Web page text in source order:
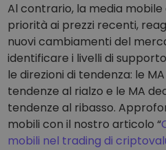
Al contrario, la media mobile
priorità ai prezzi recenti,
nuovi cambiamenti del
identificare i livelli di
le direzioni di tendenza: le
tendenze al rialzo e le MA
tendenze al ribasso.
mobili con il nostro articolo “
mobili nel trading di